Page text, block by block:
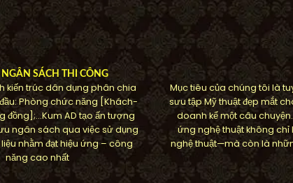
SÁCH THI CÔNG
kiến ​​trúc dân dụng phân chia
Phòng chức năng [Khách-
đồng];…Kum AD tạo ấn tượng
ngân sách qua việc sử dụng
nhằm đạt hiệu ứng – công
năng cao nhất
Mục tiêu của chúng tôi là
sưu tập Mỹ thuật đẹp mắt
doanh kể một câu
ứng nghệ thuật không chỉ
nghệ thuật—mà còn là